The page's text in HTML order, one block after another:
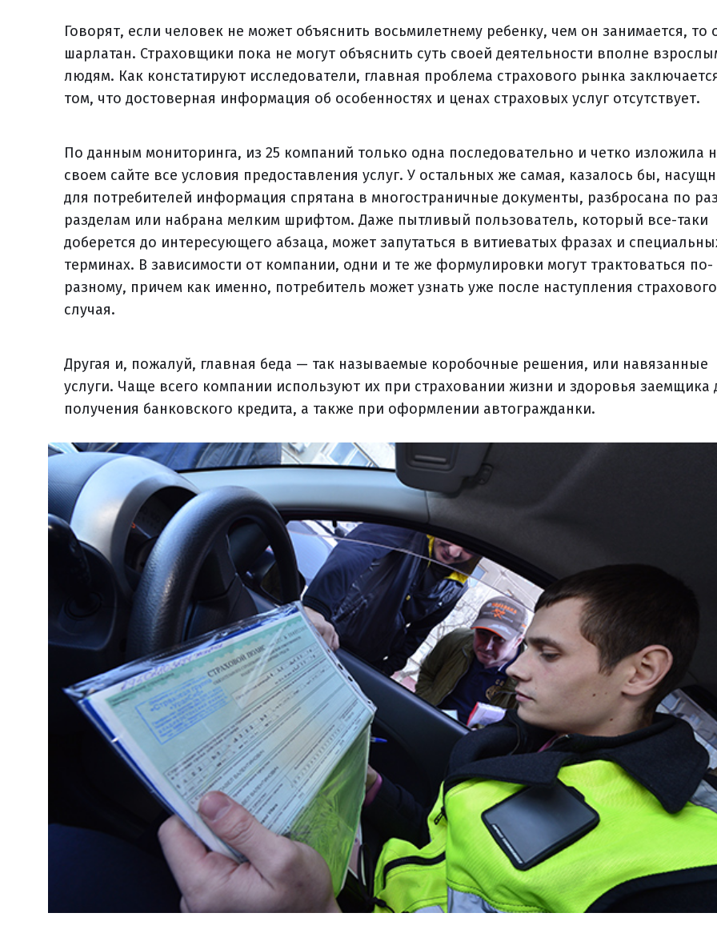
Говорят, если человек не может объяснить восьмилетнему ребенку, чем он занимается, то
шарлатан. Страховщики пока не могут объяснить суть своей деятельности вполне
людям. Как констатируют исследователи, главная проблема страхового рынка
том, что достоверная информация об особенностях и ценах страховых услуг отсутствует.
По данным мониторинга, из 25 компаний только одна последовательно и четко изложила
своем сайте все условия предоставления услуг. У остальных же самая, казалось бы,
для потребителей информация спрятана в многостраничные документы, разбросана по
разделам или набрана мелким шрифтом. Даже пытливый пользователь, который все-таки
доберется до интересующего абзаца, может запутаться в витиеватых фразах и
терминах. В зависимости от компании, одни и те же формулировки могут трактоваться по-
разному, причем как именно, потребитель может узнать уже после наступления страхового
случая.
Другая и, пожалуй, главная беда — так называемые коробочные решения, или навязанные
услуги. Чаще всего компании используют их при страховании жизни и здоровья заемщика
получения банковского кредита, а также при оформлении автогражданки.